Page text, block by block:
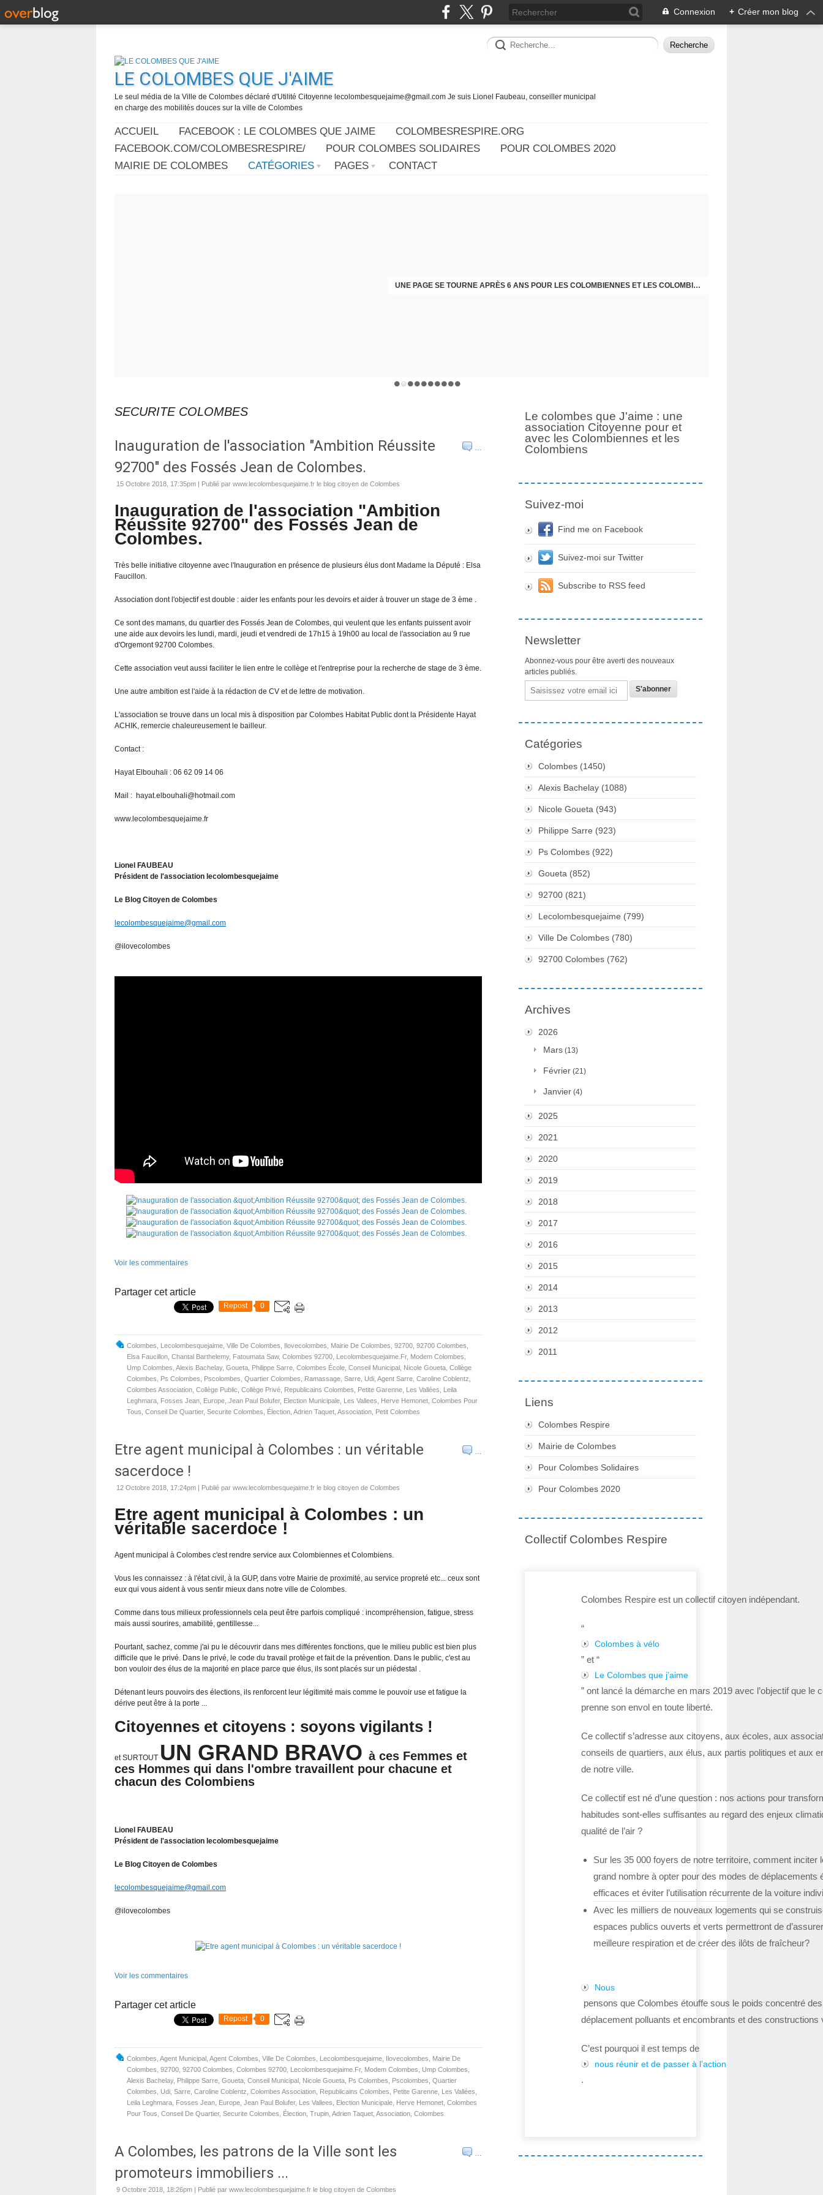
Connexion + Créer mon blog
LE COLOMBES QUE J'AIME
Le seul média de la Ville de Colombes déclaré d'Utilité Citoyenne lecolombesquejaime@gmail.com Je suis Lionel Faubeau, conseiller municipal
en charge des mobilités douces sur la ville de Colombes
ACCUEIL FACEBOOK : LE COLOMBES QUE JAIME
COLOMBESRESPIRE.ORG
FACEBOOK.COM/COLOMBESRESPIRE/
POUR COLOMBES SOLIDAIRES
POUR COLOMBES 2020
MAIRIE DE COLOMBES
CATÉGORIES PAGES CONTACT
UNE PAGE SE TOURNE APRÈS 6 ANS POUR LES COLOMBIENNES ET LES COLOMBIENS
SECURITE COLOMBES
…
Inauguration de l'association "Ambition Réussite
92700" des Fossés Jean de Colombes.
15 Octobre 2018, 17:35pm | Publié par www.lecolombesquejaime.fr le blog citoyen de Colombes
Inauguration de l'association "Ambition
Réussite 92700" des Fossés Jean de
Colombes.
Très belle initiative citoyenne avec l'Inauguration en présence de plusieurs élus dont Madame la Député : Elsa
Faucillon.
Association dont l'objectif est double : aider les enfants pour les devoirs et aider à trouver un stage de 3 ème .
Ce sont des mamans, du quartier des Fossés Jean de Colombes, qui veulent que les enfants puissent avoir
une aide aux devoirs les lundi, mardi, jeudi et vendredi de 17h15 à 19h00 au local de l'association au 9 rue
d'Orgemont 92700 Colombes.
Cette association veut aussi faciliter le lien entre le collège et l'entreprise pour la recherche de stage de 3 ème.
Une autre ambition est l'aide à la rédaction de CV et de lettre de motivation.
L'association se trouve dans un local mis à disposition par Colombes Habitat Public dont la Présidente Hayat
ACHIK, remercie chaleureusement le bailleur.
Contact :
Hayat Elbouhali : 06 62 09 14 06
Mail : hayat.elbouhali@hotmail.com
www.lecolombesquejaime.fr
Lionel FAUBEAU
Président de l'association lecolombesquejaime
Le Blog Citoyen de Colombes
lecolombesquejaime@gmail.com
@ilovecolombes
Voir les commentaires
Partager cet article
Repost 0
Colombes Lecolombesquejaime Ville De Colombes Ilovecolombes Mairie De Colombes 92700 92700 Colombes
Elsa Faucillon Chantal Barthelemy, Fatoumata Saw, Colombes 92700 Lecolombesquejaime.fr, Modem Colombes
Ump Colombes Alexis Bachelay, Goueta Philippe Sarre Colombes École Conseil Municipal Nicole Goueta Collège
Colombes
Ps Colombes Pscolombes Quartier Colombes Ramassage Sarre Udi Agent Sarre Caroline Coblentz
Colombes Association Collège Public Collège Privé Republicains Colombes Petite Garenne Les Vallées
Leila
Leghmara
Fosses Jean Europe Jean Paul Bolufer, Election Municipale Les Vallees Herve Hemonet Colombes Pour
Tous Conseil De Quartier, Securite Colombes Élection Adrien Taquet Association Petit Colombes
…
Etre agent municipal à Colombes : un véritable
sacerdoce !
12 Octobre 2018, 17:24pm Publié par www.lecolombesquejaime.fr le blog citoyen de Colombes
Etre agent municipal à Colombes : un
véritable sacerdoce !
Agent municipal à Colombes c'est rendre service aux Colombiennes et Colombiens.
Vous les connaissez : à l'état civil, à la GUP, dans votre Mairie de proximité, au service propreté etc... ceux sont
eux qui vous aident à vous sentir mieux dans notre ville de Colombes.
Comme dans tous milieux professionnels cela peut être parfois compliqué : incompréhension, fatigue, stress
mais aussi sourires, amabilité, gentillesse...
Pourtant, sachez, comme j'ai pu le découvrir dans mes différentes fonctions, que le milieu public est bien plus
difficile que le privé. Dans le privé, le code du travail protège et fait de la prévention. Dans le public, c'est au
bon vouloir des élus de la majorité en place parce que élus, ils sont placés sur un piédestal .
Détenant leurs pouvoirs des élections, ils renforcent leur légitimité mais comme le pouvoir use et fatigue la
dérive peut être à la porte ...
Citoyennes et citoyens : soyons vigilants !
et SURTOUT UN GRAND BRAVO à ces Femmes et
ces Hommes qui dans l'ombre travaillent pour chacune et
chacun des Colombiens
Lionel FAUBEAU
Président de l'association lecolombesquejaime
Le Blog Citoyen de Colombes
lecolombesquejaime@gmail.com
@ilovecolombes
Voir les commentaires
Partager cet article
Repost 0
Colombes Agent Municipal Agent Colombes Ville De Colombes Lecolombesquejaime Ilovecolombes
Mairie De
Colombes 92700 92700 Colombes Colombes 92700 Lecolombesquejaime.fr, Modem Colombes Ump Colombes
Alexis Bachelay, Philippe Sarre Goueta Conseil Municipal Nicole Goueta Ps Colombes Pscolombes Quartier
Colombes
Udi Sarre Caroline Coblentz Colombes Association Republicains Colombes Petite Garenne Les Vallées
Leila Leghmara
Fosses Jean Europe Jean Paul Bolufer, Les Vallees Election Municipale Herve Hemonet Colombes
Pour Tous Conseil De Quartier, Securite Colombes Élection Trupin Adrien Taquet Association Colombes
…
A Colombes, les patrons de la Ville sont les
promoteurs immobiliers ...
9 Octobre 2018, 18:26pm Publié par www.lecolombesquejaime.fr le blog citoyen de Colombes
Le colombes que J'aime : une
association Citoyenne pour et
avec les Colombiennes et les
Colombiens
Suivez-moi
Find me on Facebook
Suivez-moi sur Twitter
Subscribe to RSS feed
Newsletter
Abonnez-vous pour être averti des nouveaux
articles publiés.
Email
Catégories
Colombes (1450)
Alexis Bachelay (1088)
Nicole Goueta (943)
Philippe Sarre (923)
Ps Colombes (922)
Goueta (852)
92700 (821)
Lecolombesquejaime (799)
Ville De Colombes (780)
92700 Colombes (762)
Archives
2026
Mars (13)
Février (21)
Janvier (4)
2025
2021
2020
2019
2018
2017
2016
2015
2014
2013
2012
2011
Liens
Colombes Respire
Mairie de Colombes
Pour Colombes Solidaires
Pour Colombes 2020
Collectif Colombes Respire
Colombes Respire est un collectif citoyen indépendant.
“
Colombes à vélo
” et “
Le Colombes que j’aime
” ont lancé la démarche en mars 2019 avec l’objectif que le
prenne son envol en toute liberté.
Ce collectif s’adresse aux citoyens, aux écoles, aux
conseils de quartiers, aux élus, aux partis politiques et aux
de notre ville.
Ce collectif est né d’une question : nos actions pour
habitudes sont-elles suffisantes au regard des enjeux
qualité de l’air ?
Sur les 35 000 foyers de notre territoire, comment inciter
grand nombre à opter pour des modes de déplacements
efficaces et éviter l’utilisation récurrente de la voiture
Avec les milliers de nouveaux logements qui se
espaces publics ouverts et verts permettront de
meilleure respiration et de créer des ilôts de fraîcheur?
Nous
pensons que Colombes étouffe sous le poids concentré
déplacement polluants et encombrants et des constructions
C’est pourquoi il est temps de
nous réunir et de passer à l’action
.